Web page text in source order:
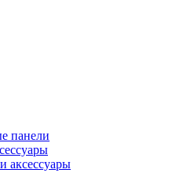
панели
аксессуары